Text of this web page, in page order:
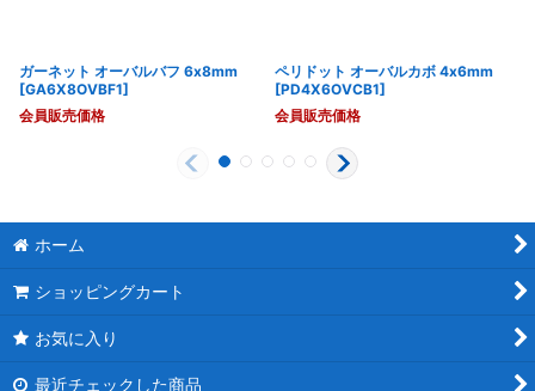
ガーネット オーバルバフ 6x8mm
[GA6X8OVBF1]
会員販売価格
ペリドット オーバルカボ 4x6mm
[PD4X6OVCB1]
会員販売価格
ホーム
ショッピングカート
お気に入り
最近チェックした商品